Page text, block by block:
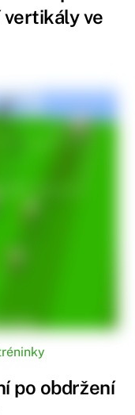
ve
po obdržení